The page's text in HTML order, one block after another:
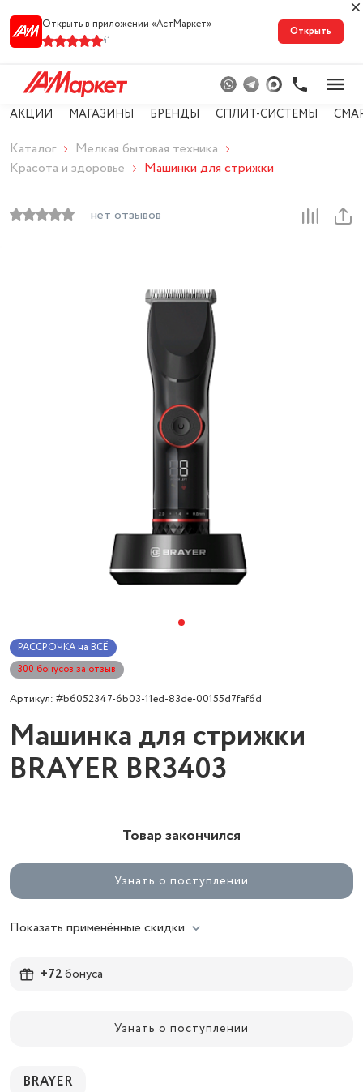
Открыть в приложении «АстМарке‪т‬»
41
Открыть
АКЦИИ МАГАЗИНЫ БРЕНДЫ СПЛИТ-СИСТЕМЫ
Каталог
Мелкая бытовая техника
Красота и здоровье
Машинки для стрижки
нет отзывов
РАССРОЧКА на ВСЁ
300 бонусов за отзыв
Артикул: #b6052347-6b03-11ed-83de-00155d7faf6d
Машинка для стрижки
BRAYER BR3403
Товар закончился
Узнать о поступлении
Показать применённые скидки
+72бонуса
Узнать о поступлении
BRAYER